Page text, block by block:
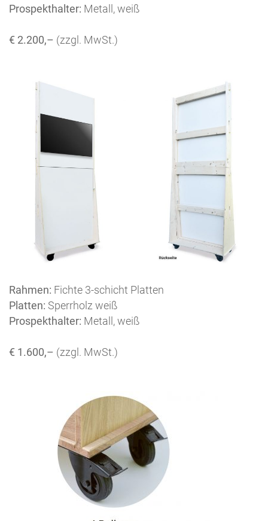
Prospekthalter: Metall, weiß
€ 2.200,– (zzgl. MwSt.)
Rahmen: Fichte 3-schicht Platten
Platten: Sperrholz weiß
Prospekthalter: Metall, weiß
€ 1.600,– (zzgl. MwSt.)